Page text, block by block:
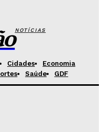
NOTÍCIAS
Cidades
Economia
Saúde GDF